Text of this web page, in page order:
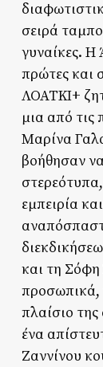
σειρά
γυναίκες. Η
πρώτες και
ΛΟΑΤΚΙ+
μια από τις
Μαρίνα
βοήθησαν
εμπειρία
και τη Σόφη
προσωπικά,
πλαίσιο
ένα
Ζαννίνου